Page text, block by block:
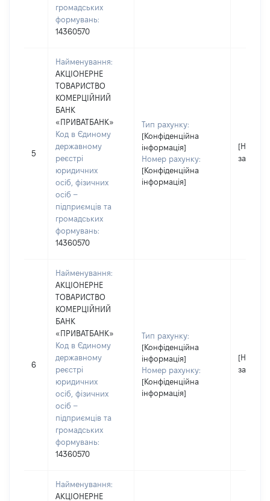
громадських
формувань:
14360570
5
Найменування:
АКЦІОНЕРНЕ
ТОВАРИСТВО
КОМЕРЦІЙНИЙ
БАНК
«ПРИВАТБАНК»
Код в Єдиному
державному
реєстрі
юридичних
осіб, фізичних
осіб –
підприємців та
громадських
формувань:
14360570
Тип рахунку:
[Конфіденційна
інформація]
Номер рахунку:
[Конфіденційна
інформація]
[Не
6
Найменування:
АКЦІОНЕРНЕ
ТОВАРИСТВО
КОМЕРЦІЙНИЙ
БАНК
«ПРИВАТБАНК»
Код в Єдиному
державному
реєстрі
юридичних
осіб, фізичних
осіб –
підприємців та
громадських
формувань:
14360570
Тип рахунку:
[Конфіденційна
інформація]
Номер рахунку:
[Конфіденційна
інформація]
[Не
Найменування:
АКЦІОНЕРНЕ